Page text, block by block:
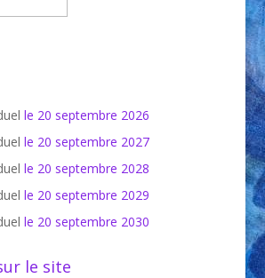
le 20 septembre 2026
le 20 septembre 2027
le 20 septembre 2028
le 20 septembre 2029
le 20 septembre 2030
le site